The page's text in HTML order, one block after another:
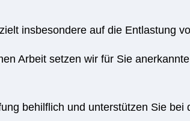
insbesondere auf die Entlastung
Arbeit setzen wir für Sie
behilflich und unterstützen Sie bei